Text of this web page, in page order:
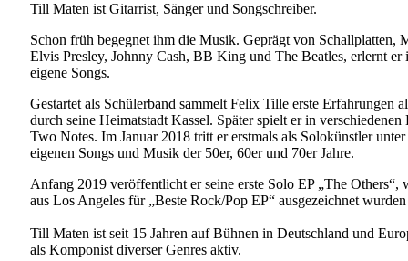
Till Maten ist Gitarrist, Sänger und Songschreiber.
Schon früh begegnet ihm die Musik. Geprägt von
Elvis Presley, Johnny Cash, BB King und The Beatles, erlernt
eigene Songs.
Gestartet als Schülerband sammelt Felix Tille erste Erfahrungen
durch seine Heimatstadt Kassel. Später spielt er in
Two Notes. Im Januar 2018 tritt er erstmals als Solokünstler
eigenen Songs und Musik der 50er, 60er und 70er Jahre.
Anfang 2019 veröffentlicht er seine erste Solo EP „The
aus Los Angeles für „Beste Rock/Pop EP“ ausgezeichnet
Till Maten ist seit 15 Jahren auf Bühnen in Deutschland und
als Komponist diverser Genres aktiv.